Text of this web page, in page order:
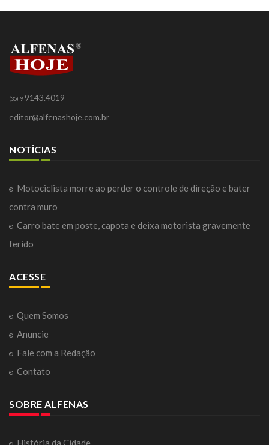
(35) 9 9143.4019
editor@alfenashoje.com.br
NOTÍCIAS
Motociclista morre ao perder o controle de direção e bater
contra muro
Carro bate em poste, capota e deixa motorista gravemente
ferido
ACESSE
Quem Somos
Anuncie
Fale com a Redação
Contato
SOBRE ALFENAS
História da Cidade